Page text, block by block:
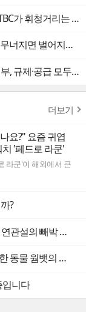
휘청거리는 이유
지면 벌어지는 일
급 모두 실효성 의문
더보기
요?" 요즘 귀엽
'페드로 라쿤'
라쿤'이 해외에서 큰
?
[이슈점검] 뉴진스 OMG 뮤비는 정말 단월드 연관설의 빼박 증거일까
[훗] "이게 똥이라고?" 사각형 똥을 누는 신기한 동물 웜뱃의 비밀
니다